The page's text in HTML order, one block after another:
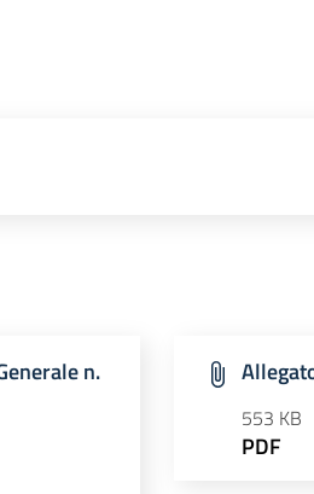
n.
553 KB
PDF